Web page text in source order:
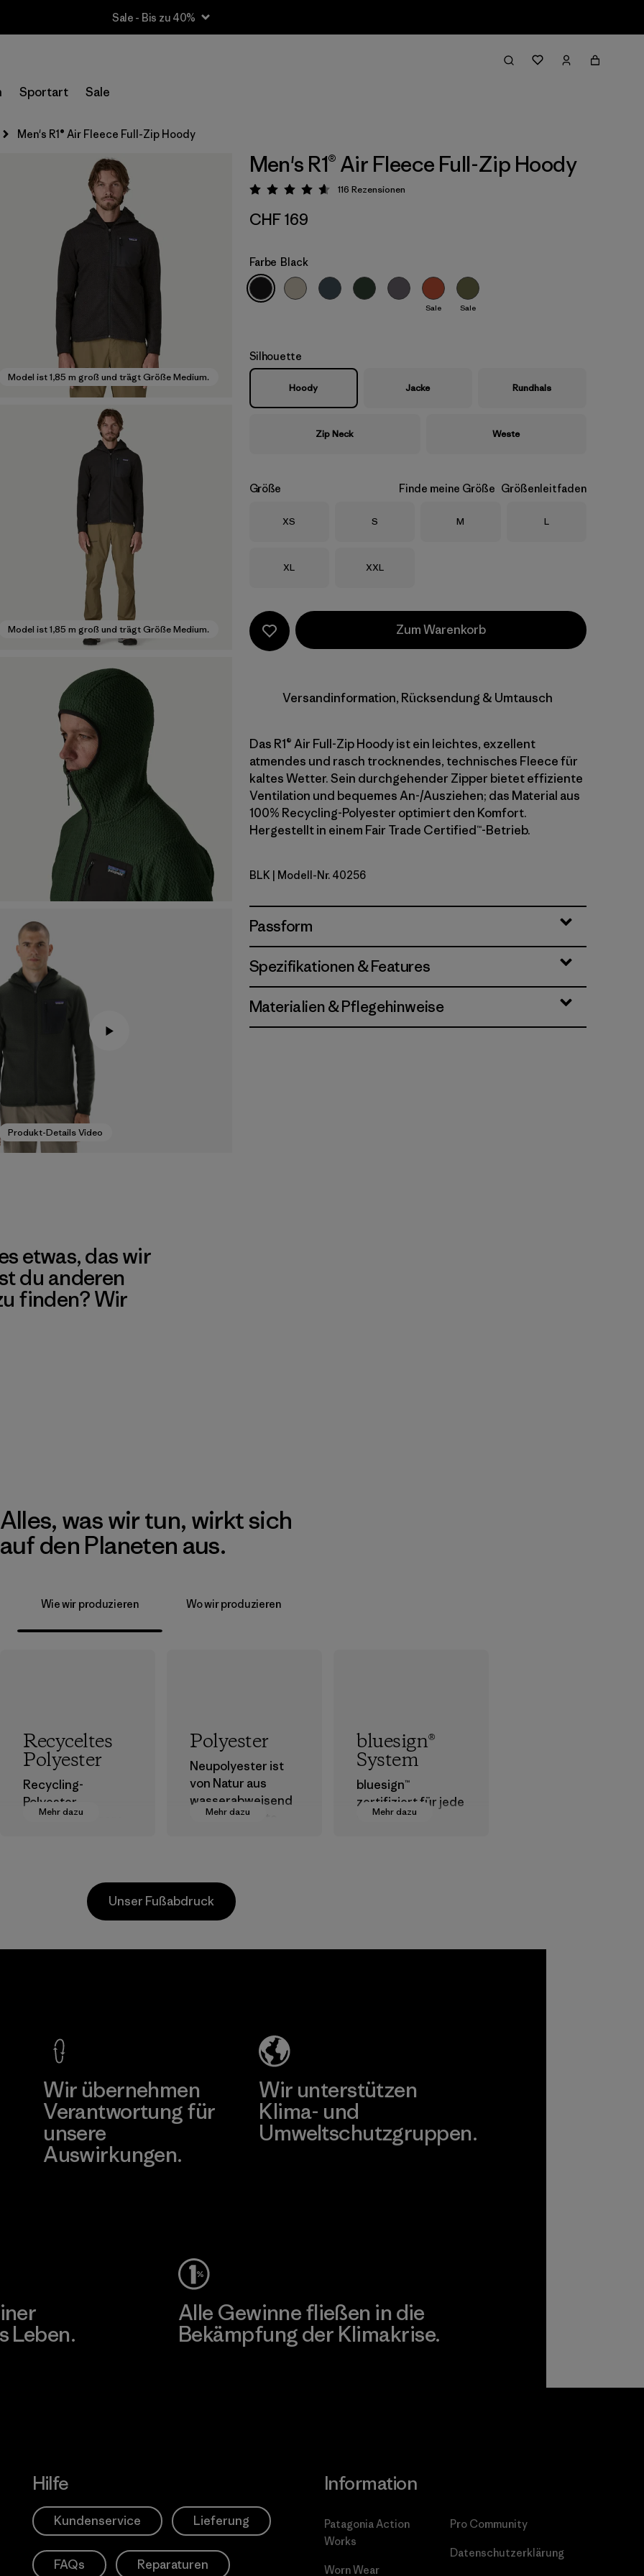
Sale - Bis zu 40%
Sportart Sale
Men's R1® Air Fleece Full-Zip Hoody
Model ist 1,85 m groß und trägt Größe Medium.
Model ist 1,85 m groß und trägt Größe Medium.
Produkt-Details Video
Men's R1® Air Fleece Full-Zip Hoody
Bewertung: 4.7 / 5
116 Rezensionen
CHF 169
Farbe Black
Sale Sale
Silhouette
Hoody Jacke Rundhals
Zip Neck Weste
Größe Finde meine Größe Größenleitfaden
Größe
XS Größe
S Größe
M Größe
L
Größe
XL Größe
XXL
Zum Warenkorb
Versandinformation, Rücksendung & Umtausch
Das R1® Air Full-Zip Hoody ist ein leichtes, exzellent
atmendes und rasch trocknendes, technisches Fleece für
kaltes Wetter. Sein durchgehender Zipper bietet effiziente
Ventilation und bequemes An-/Ausziehen; das Material aus
100% Recycling-Polyester optimiert den Komfort.
Hergestellt in einem Fair Trade Certified™-Betrieb.
Black
BLK | Modell-Nr. 40256
Passform
Spezifikationen & Features
Materialien & Pflegehinweise
etwas, das wir
du anderen
finden? Wir
Alles, was wir tun, wirkt sich
auf den Planeten aus.
Wie wir produzieren Wo wir produzieren
Mehr dazu
Recyceltes
Polyester
Recycling-
Polyester
verringert unsere
Mehr dazu
Polyester
Neupolyester ist
von Natur aus
wasserabweisend
und bringt gute
Mehr dazu
bluesign®
System
bluesign™
zertifiziert für jede
Stufe der
Mehr dazu
Unser Fußabdruck
Wir übernehmen
Verantwortung für
unsere
Auswirkungen.
Wir unterstützen
Klima- und
Umweltschutzgruppen.
Leben.
Alle Gewinne fließen in die
Bekämpfung der Klimakrise.
Hilfe
Kundenservice Lieferung
FAQs Reparaturen
Information
Patagonia Action
Works
Worn Wear
Pro Community
Datenschutzerklärung